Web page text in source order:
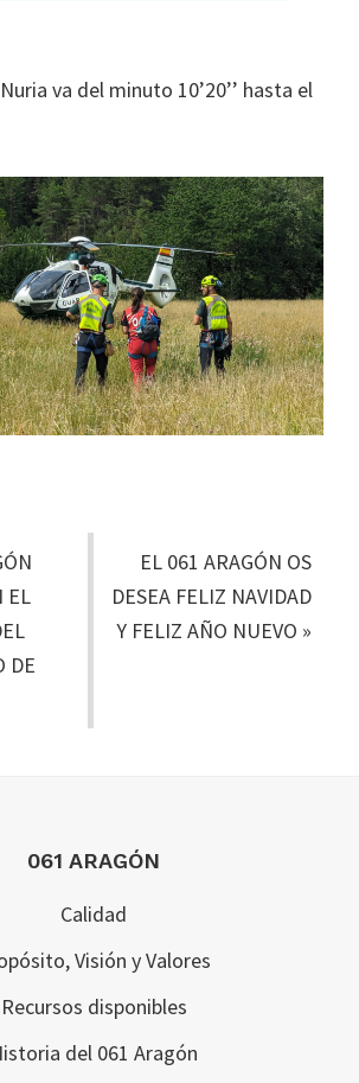
va del minuto 10’20’’ hasta el
EL
DE
EL 061 ARAGÓN OS
DESEA FELIZ NAVIDAD
Y FELIZ AÑO NUEVO »
061 ARAGÓN
Calidad
Visión y Valores
Recursos disponibles
del 061 Aragón